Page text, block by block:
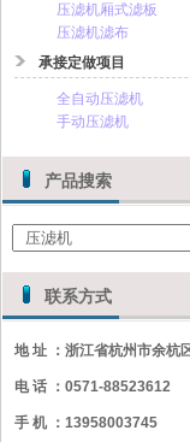
压滤机厢式滤板
压滤机滤布
承接定做项目
全自动压滤机
手动压滤机
产品搜索
联系方式
地 址 ：浙江省杭州市余杭
电 话 ：0571-88523612
手 机 ：13958003745